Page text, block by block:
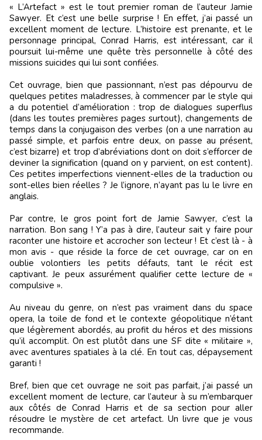
« L’Artefact » est le tout premier roman de l’auteur Jamie
Sawyer. Et c’est une belle surprise ! En effet, j’ai passé un
excellent moment de lecture. L’histoire est prenante, et le
personnage principal, Conrad Harris, est intéressant, car il
poursuit lui-même une quête très personnelle à côté des
missions suicides qui lui sont confiées.
Cet ouvrage, bien que passionnant, n’est pas dépourvu de
quelques petites maladresses, à commencer par le style qui
a du potentiel d’amélioration : trop de dialogues superflus
(dans les toutes premières pages surtout), changements de
temps dans la conjugaison des verbes (on a une narration au
passé simple, et parfois entre deux, on passe au présent,
c’est bizarre) et trop d’abréviations dont on doit s’efforcer de
deviner la signification (quand on y parvient, on est content).
Ces petites imperfections viennent-elles de la traduction ou
sont-elles bien réelles ? Je l’ignore, n’ayant pas lu le livre en
anglais.
Par contre, le gros point fort de Jamie Sawyer, c’est la
narration. Bon sang ! Y’a pas à dire, l’auteur sait y faire pour
raconter une histoire et accrocher son lecteur ! Et c’est là - à
mon avis - que réside la force de cet ouvrage, car on en
oublie volontiers les petits défauts, tant le récit est
captivant. Je peux assurément qualifier cette lecture de «
compulsive ».
Au niveau du genre, on n’est pas vraiment dans du space
opera, la toile de fond et le contexte géopolitique n’étant
que légèrement abordés, au profit du héros et des missions
qu’il accomplit. On est plutôt dans une SF dite « militaire »,
avec aventures spatiales à la clé. En tout cas, dépaysement
garanti !
Bref, bien que cet ouvrage ne soit pas parfait, j’ai passé un
excellent moment de lecture, car l’auteur à su m’embarquer
aux côtés de Conrad Harris et de sa section pour aller
résoudre le mystère de cet artefact. Un livre que je vous
recommande.